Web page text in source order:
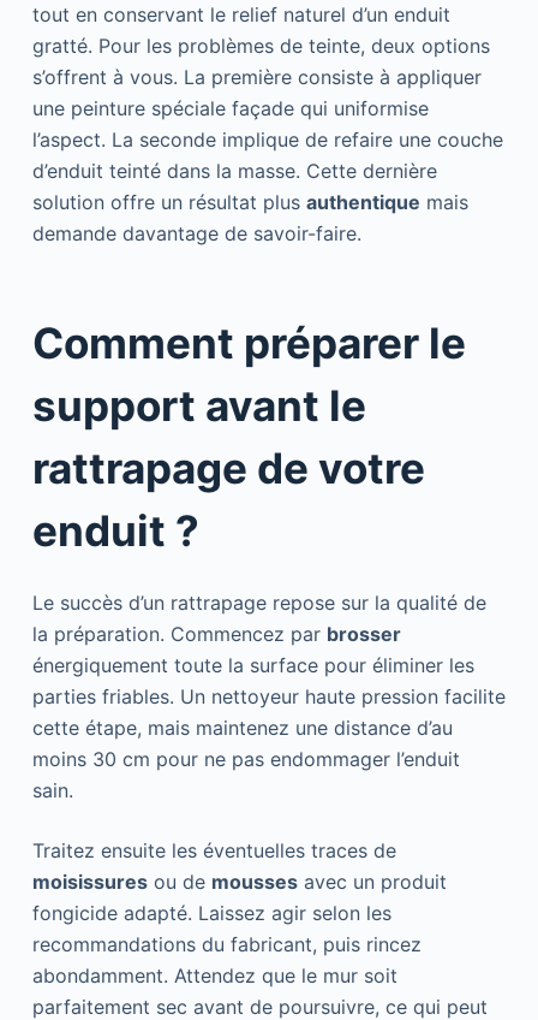
tout en conservant le relief naturel d’un enduit
gratté. Pour les problèmes de teinte, deux options
s’offrent à vous. La première consiste à appliquer
une peinture spéciale façade qui uniformise
l’aspect. La seconde implique de refaire une couche
d’enduit teinté dans la masse. Cette dernière
solution offre un résultat plus authentique mais
demande davantage de savoir-faire.
Comment préparer le
support avant le
rattrapage de votre
enduit ?
Le succès d’un rattrapage repose sur la qualité de
la préparation. Commencez par brosser
énergiquement toute la surface pour éliminer les
parties friables. Un nettoyeur haute pression facilite
cette étape, mais maintenez une distance d’au
moins 30 cm pour ne pas endommager l’enduit
sain.
Traitez ensuite les éventuelles traces de
moisissuresou de moussesavec un produit
fongicide adapté. Laissez agir selon les
recommandations du fabricant, puis rincez
abondamment. Attendez que le mur soit
parfaitement sec avant de poursuivre, ce qui peut